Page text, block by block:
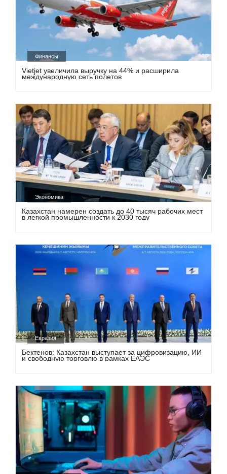
Финансы
Vietjet увеличила выручку на 44% и расширила
международную сеть полетов
Экономика
Казахстан намерен создать до 40 тысяч рабочих мест
в легкой промышленности к 2030 году
Евразия
Бектенов: Казахстан выступает за цифровизацию, ИИ
и свободную торговлю в рамках ЕАЭС